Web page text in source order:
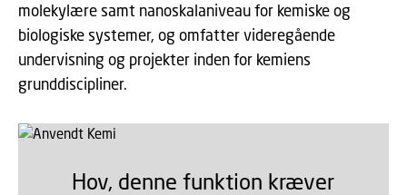
molekylære samt nanoskalaniveau for kemiske og
biologiske systemer, og omfatter videregående
undervisning og projekter inden for kemiens
grunddiscipliner.
Hov, denne funktion kræver